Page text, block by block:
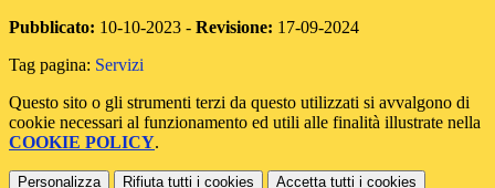
Pubblicato: 10-10-2023 - Revisione: 17-09-2024
Tag pagina: Servizi
Questo sito o gli strumenti terzi da questo utilizzati si avvalgono di
cookie necessari al funzionamento ed utili alle finalità illustrate nella
COOKIE POLICY.
Personalizza Rifiuta tutti i cookies Accetta tutti i cookies